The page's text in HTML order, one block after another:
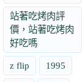
站著吃烤肉評
價，站著吃烤肉
好吃嗎
z flip 1995